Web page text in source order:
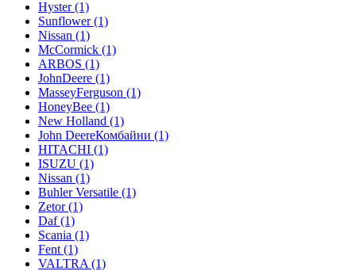
Hyster (1)
Sunflower (1)
Nissan (1)
McCormick (1)
ARBOS (1)
JohnDeere (1)
MasseyFerguson (1)
HoneyBee (1)
New Holland (1)
John DeereКомбайни (1)
HITACHI (1)
ISUZU (1)
Nissan (1)
Buhler Versatile (1)
Zetor (1)
Daf (1)
Scania (1)
Fent (1)
VALTRA (1)